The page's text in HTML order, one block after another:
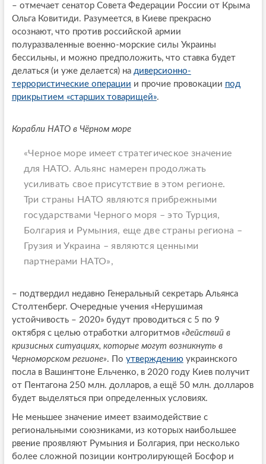
– отмечает сенатор Совета Федерации России от Крыма
Ольга Ковитиди. Разумеется, в Киеве прекрасно
осознают, что против российской армии
полуразваленные военно-морские силы Украины
бессильны, и можно предположить, что ставка будет
делаться (и уже делается) на диверсионно-
террористические операции и прочие провокации под
прикрытием «старших товарищей».
Корабли НАТО в Чёрном море
«Черное море имеет стратегическое значение
для НАТО. Альянс намерен продолжать
усиливать свое присутствие в этом регионе.
Три страны НАТО являются прибрежными
государствами Черного моря – это Турция,
Болгария и Румыния, еще две страны региона –
Грузия и Украина – являются ценными
партнерами НАТО»,
– подтвердил недавно Генеральный секретарь Альянса
Столтенберг. Очередные учения «Нерушимая
устойчивость – 2020» будут проводиться с 5 по 9
октября с целью отработки алгоритмов «действий в
кризисных ситуациях, которые могут возникнуть в
Черноморском регионе». По утверждению украинского
посла в Вашингтоне Ельченко, в 2020 году Киев получит
от Пентагона 250 млн. долларов, а ещё 50 млн. долларов
будет выделяться при определенных условиях.
Не меньшее значение имеет взаимодействие с
региональными союзниками, из которых наибольшее
рвение проявляют Румыния и Болгария, при несколько
более сложной позиции контролирующей Босфор и